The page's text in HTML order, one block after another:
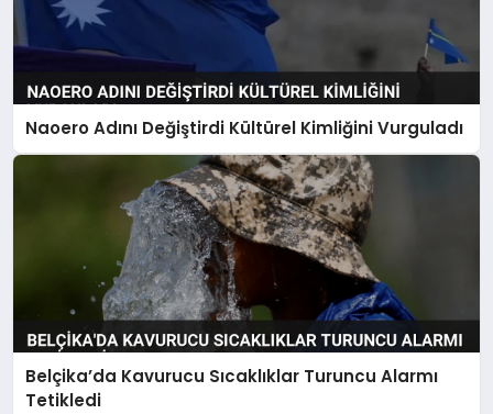
Naoero Adını Değiştirdi Kültürel Kimliğini Vurguladı
Belçika’da Kavurucu Sıcaklıklar Turuncu Alarmı
Tetikledi